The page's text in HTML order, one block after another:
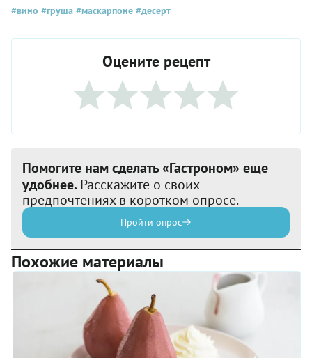
#вино #груша #маскарпоне #десерт
Оцените рецепт
Помогите нам сделать «Гастроном» еще
удобнее. Расскажите о своих
предпочтениях в коротком опросе.
Пройти опрос
Похожие материалы